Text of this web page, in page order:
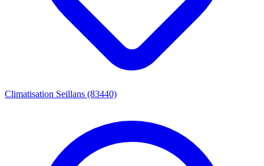
Climatisation Seillans (83440)